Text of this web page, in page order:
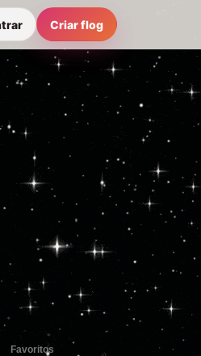
Criar flog
Favoritos